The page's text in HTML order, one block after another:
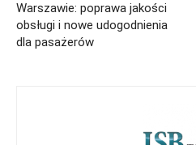
Warszawie: poprawa jakości
obsługi i nowe udogodnienia
dla pasażerów